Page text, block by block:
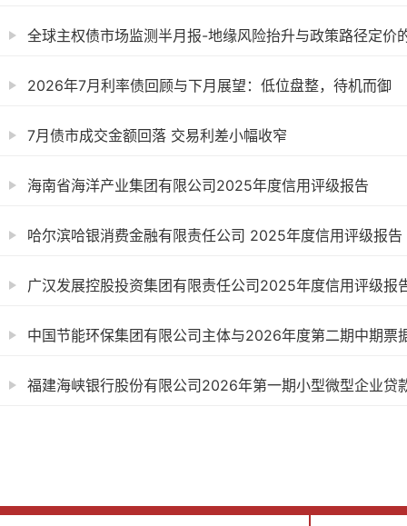
全球主权债市场监测半月报-地缘风险抬升与政策路径定价
2026年7月利率债回顾与下月展望：低位盘整，待机而御
7月债市成交金额回落 交易利差小幅收窄
海南省海洋产业集团有限公司2025年度信用评级报告
哈尔滨哈银消费金融有限责任公司 2025年度信用评级报告
广汉发展控股投资集团有限责任公司2025年度信用评级报
中国节能环保集团有限公司主体与2026年度第二期中期票
福建海峡银行股份有限公司2026年第一期小型微型企业贷